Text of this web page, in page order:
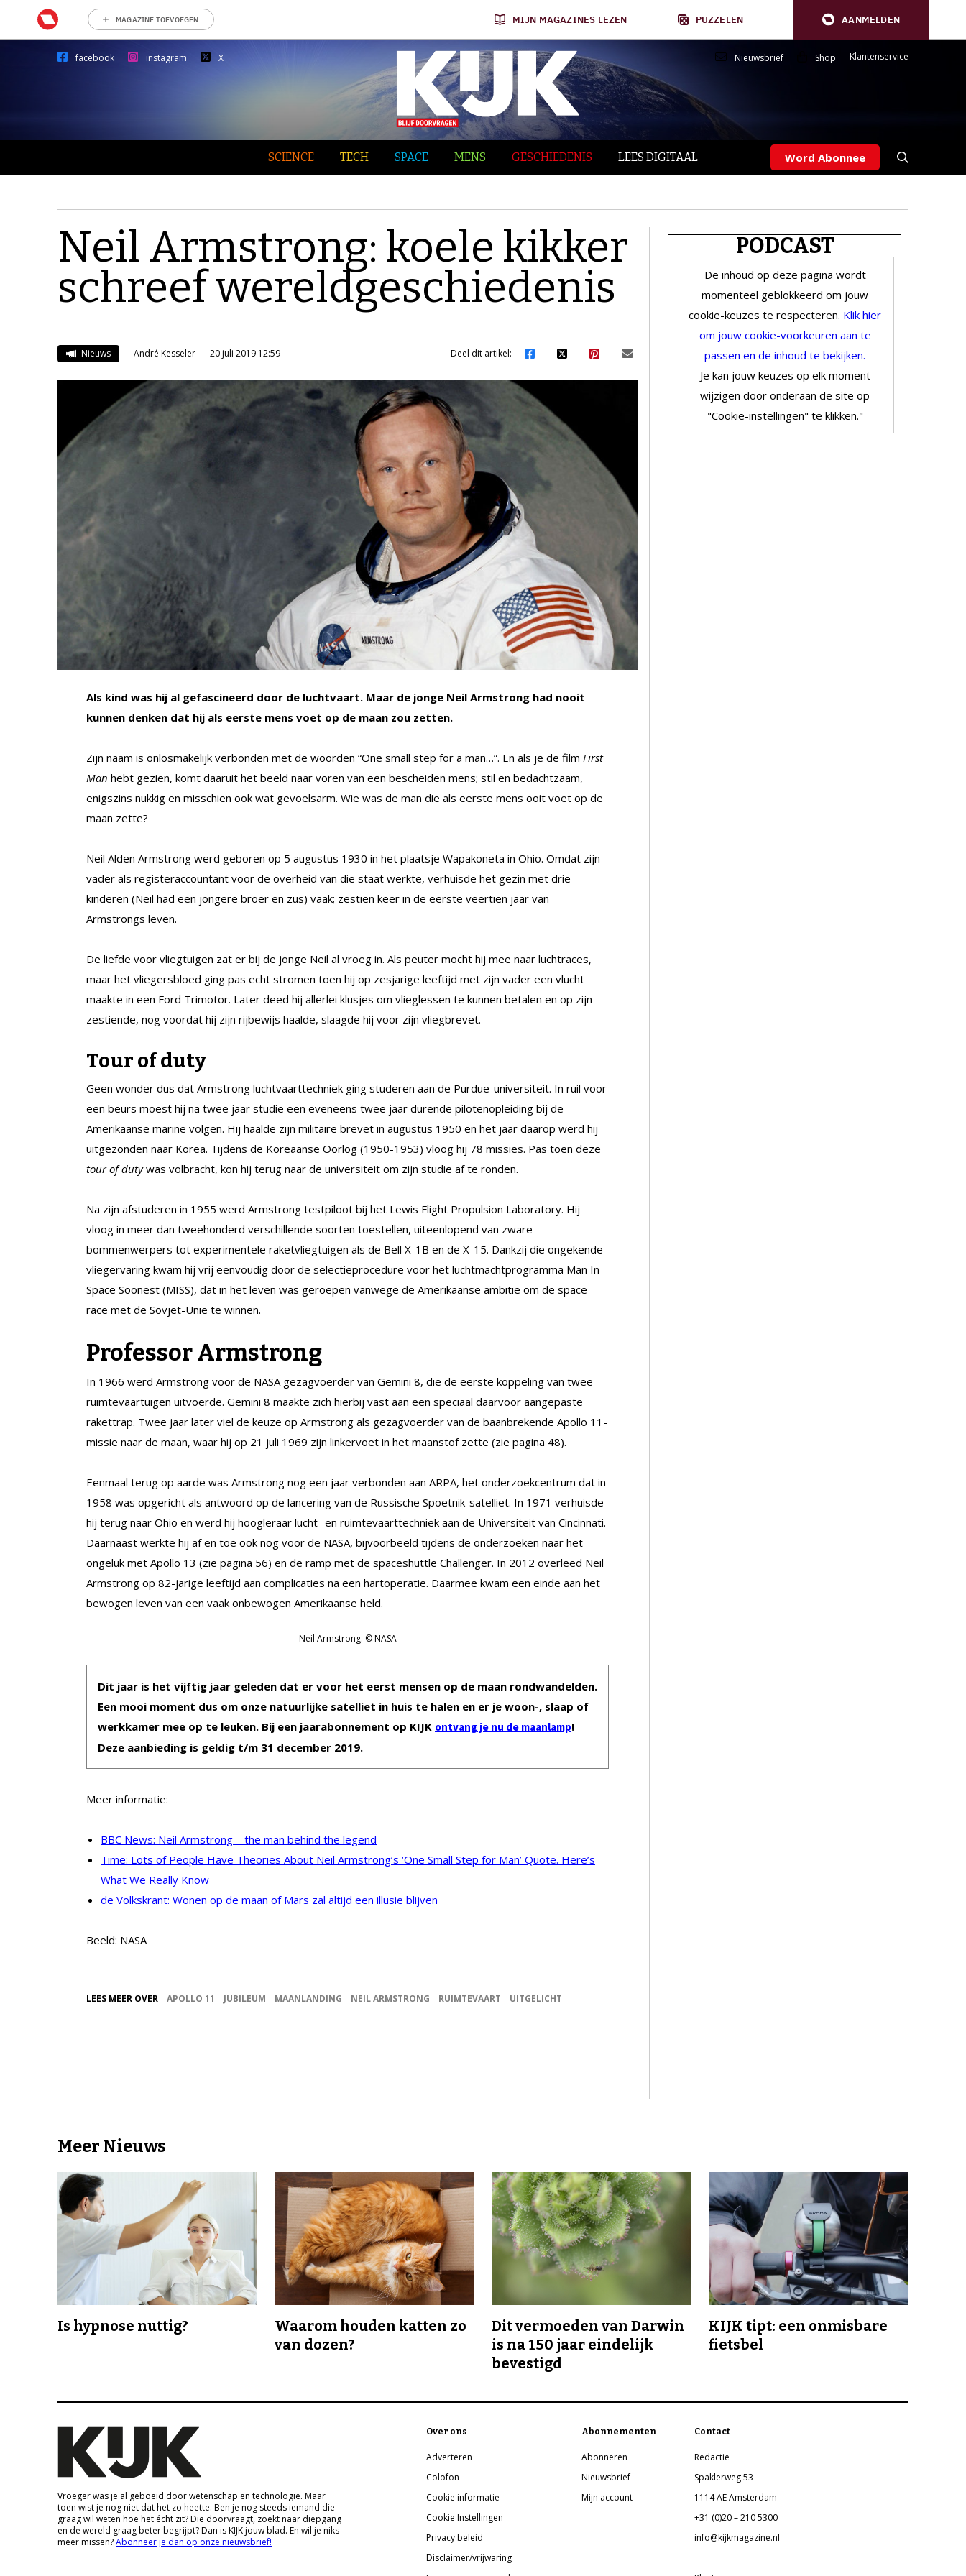
MAGAZINE TOEVOEGEN MIJN MAGAZINES LEZEN PUZZELEN AANMELDEN
facebook instagram X Nieuwsbrief Shop Klantenservice
SCIENCE TECH SPACE MENS GESCHIEDENIS LEES DIGITAAL Word Abonnee
Neil Armstrong: koele kikker
schreef wereldgeschiedenis
Nieuws André Kesseler 20 juli 2019 12:59 Deel dit artikel:
Als kind was hij al gefascineerd door de luchtvaart. Maar de jonge Neil Armstrong had nooit
kunnen denken dat hij als eerste mens voet op de maan zou zetten.
Zijn naam is onlosmakelijk verbonden met de woorden “One small step for a man…”. En als je de film First
Man hebt gezien, komt daaruit het beeld naar voren van een bescheiden mens; stil en bedachtzaam,
enigszins nukkig en misschien ook wat gevoelsarm. Wie was de man die als eerste mens ooit voet op de
maan zette?
Neil Alden Armstrong werd geboren op 5 augustus 1930 in het plaatsje Wapakoneta in Ohio. Omdat zijn
vader als registeraccountant voor de overheid van die staat werkte, verhuisde het gezin met drie
kinderen (Neil had een jongere broer en zus) vaak; zestien keer in de eerste veertien jaar van
Armstrongs leven.
De liefde voor vliegtuigen zat er bij de jonge Neil al vroeg in. Als peuter mocht hij mee naar luchtraces,
maar het vliegersbloed ging pas echt stromen toen hij op zesjarige leeftijd met zijn vader een vlucht
maakte in een Ford Trimotor. Later deed hij allerlei klusjes om vlieglessen te kunnen betalen en op zijn
zestiende, nog voordat hij zijn rijbewijs haalde, slaagde hij voor zijn vliegbrevet.
Tour of duty
Geen wonder dus dat Armstrong luchtvaarttechniek ging studeren aan de Purdue-universiteit. In ruil voor
een beurs moest hij na twee jaar studie een eveneens twee jaar durende pilotenopleiding bij de
Amerikaanse marine volgen. Hij haalde zijn militaire brevet in augustus 1950 en het jaar daarop werd hij
uitgezonden naar Korea. Tijdens de Koreaanse Oorlog (1950-1953) vloog hij 78 missies. Pas toen deze
tour of dutywas volbracht, kon hij terug naar de universiteit om zijn studie af te ronden.
Na zijn afstuderen in 1955 werd Armstrong testpiloot bij het Lewis Flight Propulsion Laboratory. Hij
vloog in meer dan tweehonderd verschillende soorten toestellen, uiteenlopend van zware
bommenwerpers tot experimentele raketvliegtuigen als de Bell X-1B en de X-15. Dankzij die ongekende
vliegervaring kwam hij vrij eenvoudig door de selectieprocedure voor het luchtmachtprogramma Man In
Space Soonest (MISS), dat in het leven was geroepen vanwege de Amerikaanse ambitie om de space
race met de Sovjet-Unie te winnen.
Professor Armstrong
In 1966 werd Armstrong voor de NASA gezagvoerder van Gemini 8, die de eerste koppeling van twee
ruimtevaartuigen uitvoerde. Gemini 8 maakte zich hierbij vast aan een speciaal daarvoor aangepaste
rakettrap. Twee jaar later viel de keuze op Armstrong als gezagvoerder van de baanbrekende Apollo 11-
missie naar de maan, waar hij op 21 juli 1969 zijn linkervoet in het maanstof zette (zie pagina 48).
Eenmaal terug op aarde was Armstrong nog een jaar verbonden aan ARPA, het onderzoekcentrum dat in
1958 was opgericht als antwoord op de lancering van de Russische Spoetnik-satelliet. In 1971 verhuisde
hij terug naar Ohio en werd hij hoogleraar lucht- en ruimtevaarttechniek aan de Universiteit van Cincinnati.
Daarnaast werkte hij af en toe ook nog voor de NASA, bijvoorbeeld tijdens de onderzoeken naar het
ongeluk met Apollo 13 (zie pagina 56) en de ramp met de spaceshuttle Challenger. In 2012 overleed Neil
Armstrong op 82-jarige leeftijd aan complicaties na een hartoperatie. Daarmee kwam een einde aan het
bewogen leven van een vaak onbewogen Amerikaanse held.
Neil Armstrong. © NASA
Dit jaar is het vijftig jaar geleden dat er voor het eerst mensen op de maan rondwandelden.
Een mooi moment dus om onze natuurlijke satelliet in huis te halen en er je woon-, slaap of
werkkamer mee op te leuken. Bij een jaarabonnement op KIJK ontvang je nu de maanlamp!
Deze aanbieding is geldig t/m 31 december 2019.
Meer informatie:
BBC News: Neil Armstrong – the man behind the legend
Time: Lots of People Have Theories About Neil Armstrong’s ‘One Small Step for Man’ Quote. Here’s
What We Really Know
de Volkskrant: Wonen op de maan of Mars zal altijd een illusie blijven
Beeld: NASA
LEES MEER OVER APOLLO 11 JUBILEUM MAANLANDING NEIL ARMSTRONG RUIMTEVAART UITGELICHT
PODCAST
De inhoud op deze pagina wordt
momenteel geblokkeerd om jouw
cookie-keuzes te respecteren. Klik hier
om jouw cookie-voorkeuren aan te
passen en de inhoud te bekijken.
Je kan jouw keuzes op elk moment
wijzigen door onderaan de site op
"Cookie-instellingen" te klikken."
Meer Nieuws
Is hypnose nuttig?
Waarom houden katten zo
van dozen?
Dit vermoeden van Darwin
is na 150 jaar eindelijk
bevestigd
KIJK tipt: een onmisbare
fietsbel
Vroeger was je al geboeid door wetenschap en technologie. Maar
toen wist je nog niet dat het zo heette. Ben je nog steeds iemand die
graag wil weten hoe het écht zit? Die doorvraagt, zoekt naar diepgang
en de wereld graag beter begrijpt? Dan is KIJK jouw blad. En wil je niks
meer missen?Abonneer je dan op onze nieuwsbrief!
Over ons
Adverteren
Colofon
Cookie informatie
Cookie Instellingen
Privacy beleid
Disclaimer/vrijwaring
Abonnementen
Abonneren
Nieuwsbrief
Mijn account
Contact
Redactie
Spaklerweg 53
1114 AE Amsterdam
+31 (0)20 – 210 5300
info@kijkmagazine.nl